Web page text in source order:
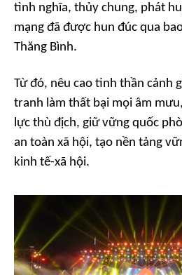
tình nghĩa, thủy chung, phát
mạng đã được hun đúc qua
Thăng Bình.
Từ đó, nêu cao tinh thần cảnh
tranh làm thất bại mọi âm
lực thù địch, giữ vững quốc
an toàn xã hội, tạo nền tảng
kinh tế-xã hội.